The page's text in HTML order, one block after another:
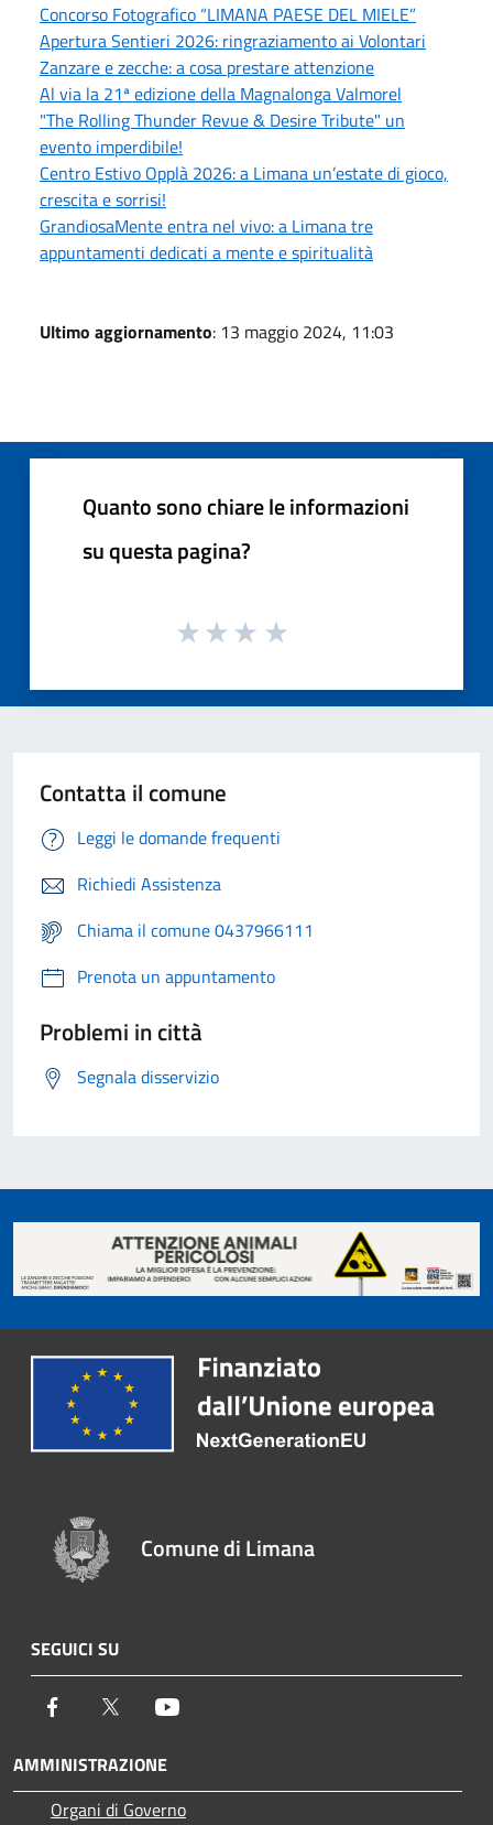
Concorso Fotografico “LIMANA PAESE DEL MIELE”
Apertura Sentieri 2026: ringraziamento ai Volontari
Zanzare e zecche: a cosa prestare attenzione
Al via la 21ª edizione della Magnalonga Valmorel
"The Rolling Thunder Revue & Desire Tribute" un
evento imperdibile!
Centro Estivo Opplà 2026: a Limana un’estate di gioco,
crescita e sorrisi!
GrandiosaMente entra nel vivo: a Limana tre
appuntamenti dedicati a mente e spiritualità
Ultimo aggiornamento: 13 maggio 2024, 11:03
Quanto sono chiare le informazioni
su questa pagina?
Contatta il comune
Leggi le domande frequenti
Richiedi Assistenza
Chiama il comune 0437966111
Prenota un appuntamento
Problemi in città
Segnala disservizio
Comune di Limana
SEGUICI SU
Facebook Twitter
AMMINISTRAZIONE
Organi di Governo